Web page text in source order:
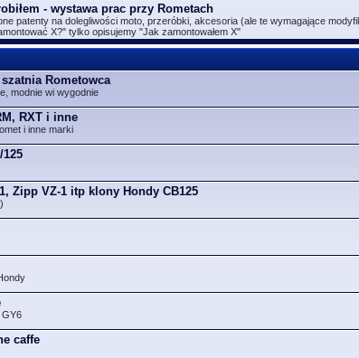
- wystawa prac przy Rometach
patenty na dolegliwości moto, przeróbki, akcesoria (ale te wymagające
X?" tylko opisujemy "Jak zamontowałem X"
Rometowca
modnie wi wygodnie
RXT i inne
i inne marki
125
Zipp VZ-1 itp klony Hondy CB125
caffe